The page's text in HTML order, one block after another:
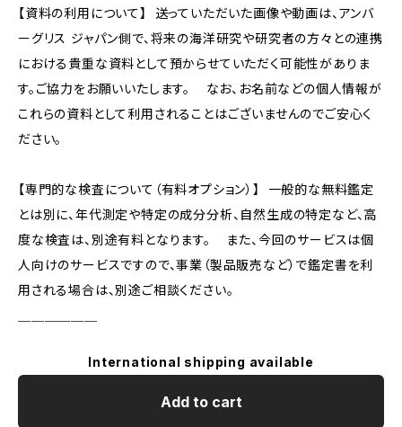
【資料の利用について】 送っていただいた画像や動画は、アンバ
ーグリス ジャパン側で、将来の海洋研究や研究者の方々との連携
における貴重な資料として預からせていただく可能性がありま
す。ご協力をお願いいたします。 なお、お名前などの個人情報が
これらの資料として利用されることはございませんのでご安心く
ださい。
【専門的な検査について（有料オプション）】 一般的な無料鑑定
とは別に、年代測定や特定の成分分析、自然生成の特定など、高
度な検査は、別途有料となります。 また、今回のサービスは個
人向けのサービスですので、事業（製品販売など）で鑑定書を利
用される場合は、別途ご相談ください。
International shipping available
Add to cart